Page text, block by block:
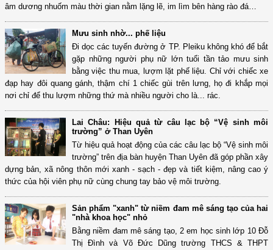
âm dương nhuốm màu thời gian nằm lặng lẽ, im lìm bên hàng rào đá…
Mưu sinh nhờ... phế liệu
Đi dọc các tuyến đường ở TP. Pleiku không khó để bắt
gặp những người phụ nữ lớn tuổi tần tảo mưu sinh
bằng việc thu mua, lượm lặt phế liệu. Chỉ với chiếc xe
đạp hay đôi quang gánh, thậm chí 1 chiếc gùi trên lưng, họ đi khắp mọi
nơi chỉ để thu lượm những thứ mà nhiều người cho là... rác.
Lai Châu: Hiệu quả từ câu lạc bộ “Vệ sinh môi
trường” ở Than Uyên
Từ hiệu quả hoạt động của các câu lạc bộ “Vệ sinh môi
trường” trên địa bàn huyện Than Uyên đã góp phần xây
dựng bản, xã nông thôn mới xanh - sạch - đẹp và tiết kiệm, nâng cao ý
thức của hội viên phụ nữ cùng chung tay bảo vệ môi trường.
Sản phẩm "xanh" từ niềm đam mê sáng tạo của hai
"nhà khoa học" nhỏ
Bằng niềm đam mê sáng tạo, 2 em học sinh lớp 10 Đỗ
Thị Đình và Võ Đức Dũng trường THCS & THPT